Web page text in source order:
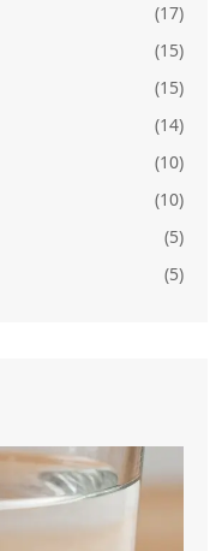
(17)
(15)
(15)
(14)
(10)
(10)
(5)
(5)